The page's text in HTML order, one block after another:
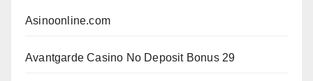
Asinoonline.com
Avantgarde Casino No Deposit Bonus 29